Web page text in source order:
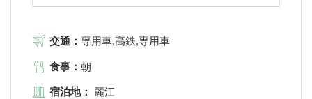
交通： 専用車,高鉄,専用車
食事： 朝
宿泊地： 麗江